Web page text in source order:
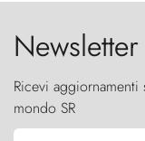
Newsletter
Ricevi
mondo SR